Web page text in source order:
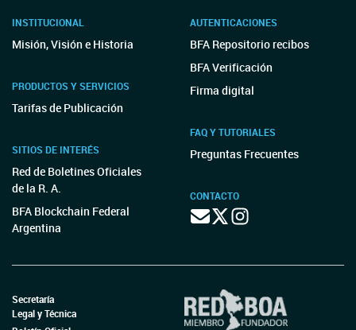
INSTITUCIONAL
Misión, Visión e Historia
PRODUCTOS Y SERVICIOS
Tarifas de Publicación
SITIOS DE INTERÉS
Red de Boletines Oficiales
de la R. A.
BFA Blockchain Federal
Argentina
AUTENTICACIONES
BFA Repositorio recibos
BFA Verificación
Firma digital
FAQ Y TUTORIALES
Preguntas Frecuentes
CONTACTO
Secretaría
Legal y Técnica